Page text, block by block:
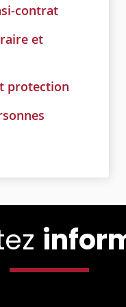
contrat
et
protection